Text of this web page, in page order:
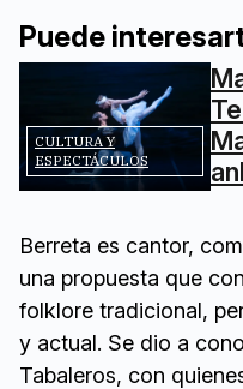
Puede
CULTURA Y
ESPECTÁCULOS
Berreta es cantor,
una propuesta que
folklore tradicional,
y actual. Se dio a
Tabaleros, con